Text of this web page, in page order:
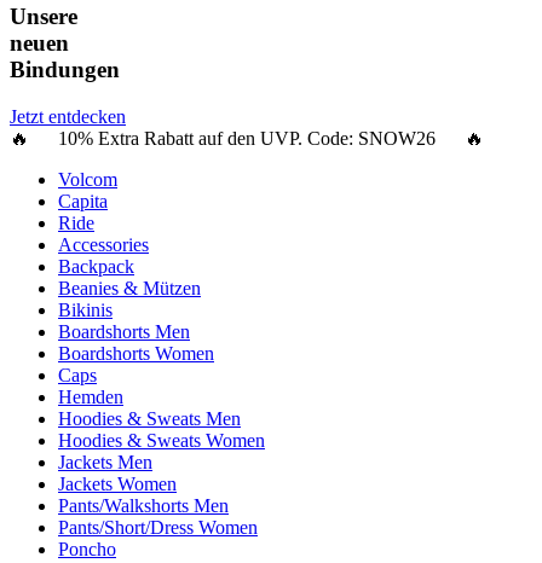
Unsere
neuen
Bindungen
Jetzt entdecken
🔥 10% Extra Rabatt auf den UVP. Code: SNOW26 🔥
Volcom
Capita
Ride
Accessories
Backpack
Beanies & Mützen
Bikinis
Boardshorts Men
Boardshorts Women
Caps
Hemden
Hoodies & Sweats Men
Hoodies & Sweats Women
Jackets Men
Jackets Women
Pants/Walkshorts Men
Pants/Short/Dress Women
Poncho